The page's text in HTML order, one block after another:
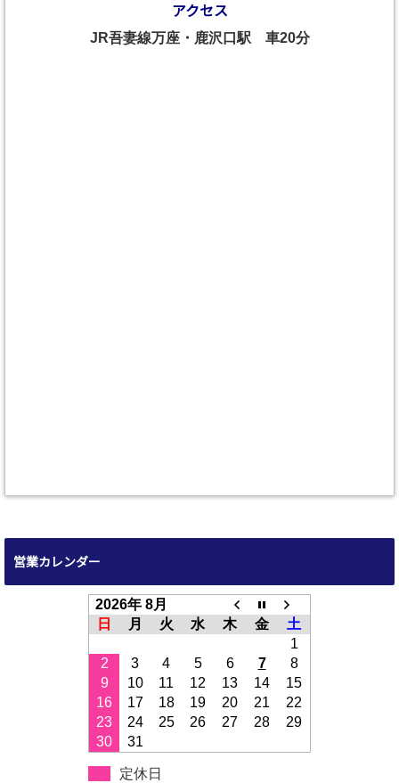
アクセス
JR吾妻線万座・鹿沢口駅 車20分
営業カレンダー
2026年 8月
日
月 火 水 木 金
土
1
2
3 4 5 6 7
8
9
10 11 12 13 14
15
16
17 18 19 20 21
22
23
24 25 26 27 28
29
30
31
定休日